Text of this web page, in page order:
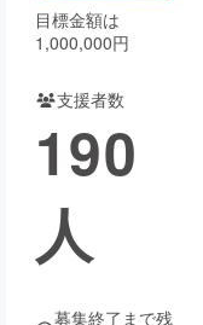
コミュニティ
目標金額は
1,000,000円
支援者数
190
人
募集終了まで残